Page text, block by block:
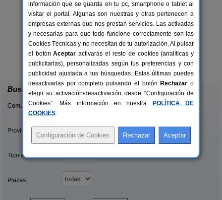
10+2 pers.
desde20 €
Casa Rural Los Cerezos
Los Cerezos (Teruel)
Buscar
Comunidades:
Provincias/Islas:
Tipo alquiler:
Plazas:
información que se guarda en tu pc, smartphone o tablet al
visitar el portal. Algunas son nuestras y otras pertenecen a
empresas externas que nos prestan servicios. Las activadas
y necesarias para que todo funcione correctamente son las
Cookies Técnicas y no necesitan de tu autorización. Al pulsar
el botónAceptar activarás el resto de cookies (analíticas y
publicitarias), personalizadas según tus preferencias y con
publicidad ajustada a tus búsquedas. Estas últimas puedes
desactivarlas por completo pulsando el botón Rechazar o
elegir su activación/desactivación desde “Configuración de
Cookies”. Más información en nuestra
POLÍTICA DE
COOKIES.